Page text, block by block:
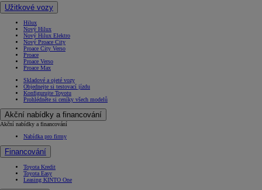
Užitkové vozy
Hilux
Nový Hilux
Nový Hilux Elektro
Nový Proace City
Proace City Verso
Proace
Proace Verso
Proace Max
Skladové a ojeté vozy
Objednejte si testovací jízdu
Konfigurujte Toyotu
Prohlédněte si ceníky všech modelů
Akční nabídky a financování
Akční nabídky a financování
Nabídka pro firmy
Financování
Toyota Kredit
Toyota Easy
Leasing KINTO One